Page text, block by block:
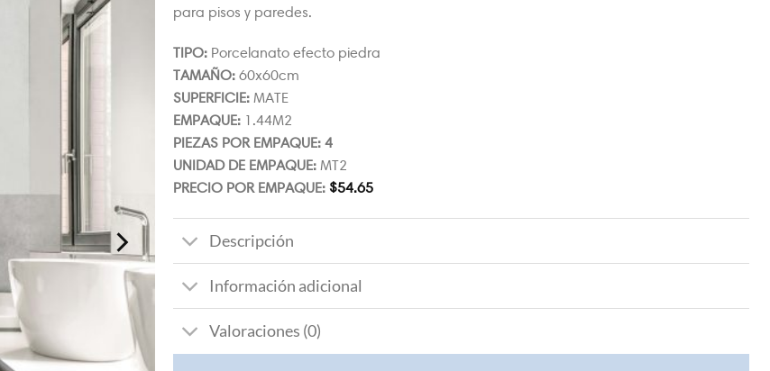
para pisos y paredes.
TIPO:Porcelanato efecto piedra
TAMAÑO:60x60cm
SUPERFICIE:MATE
EMPAQUE:1.44M2
PIEZAS POR EMPAQUE: 4
UNIDAD DE EMPAQUE:MT2
PRECIO POR EMPAQUE: $54.65
Descripción
Información adicional
Valoraciones (0)